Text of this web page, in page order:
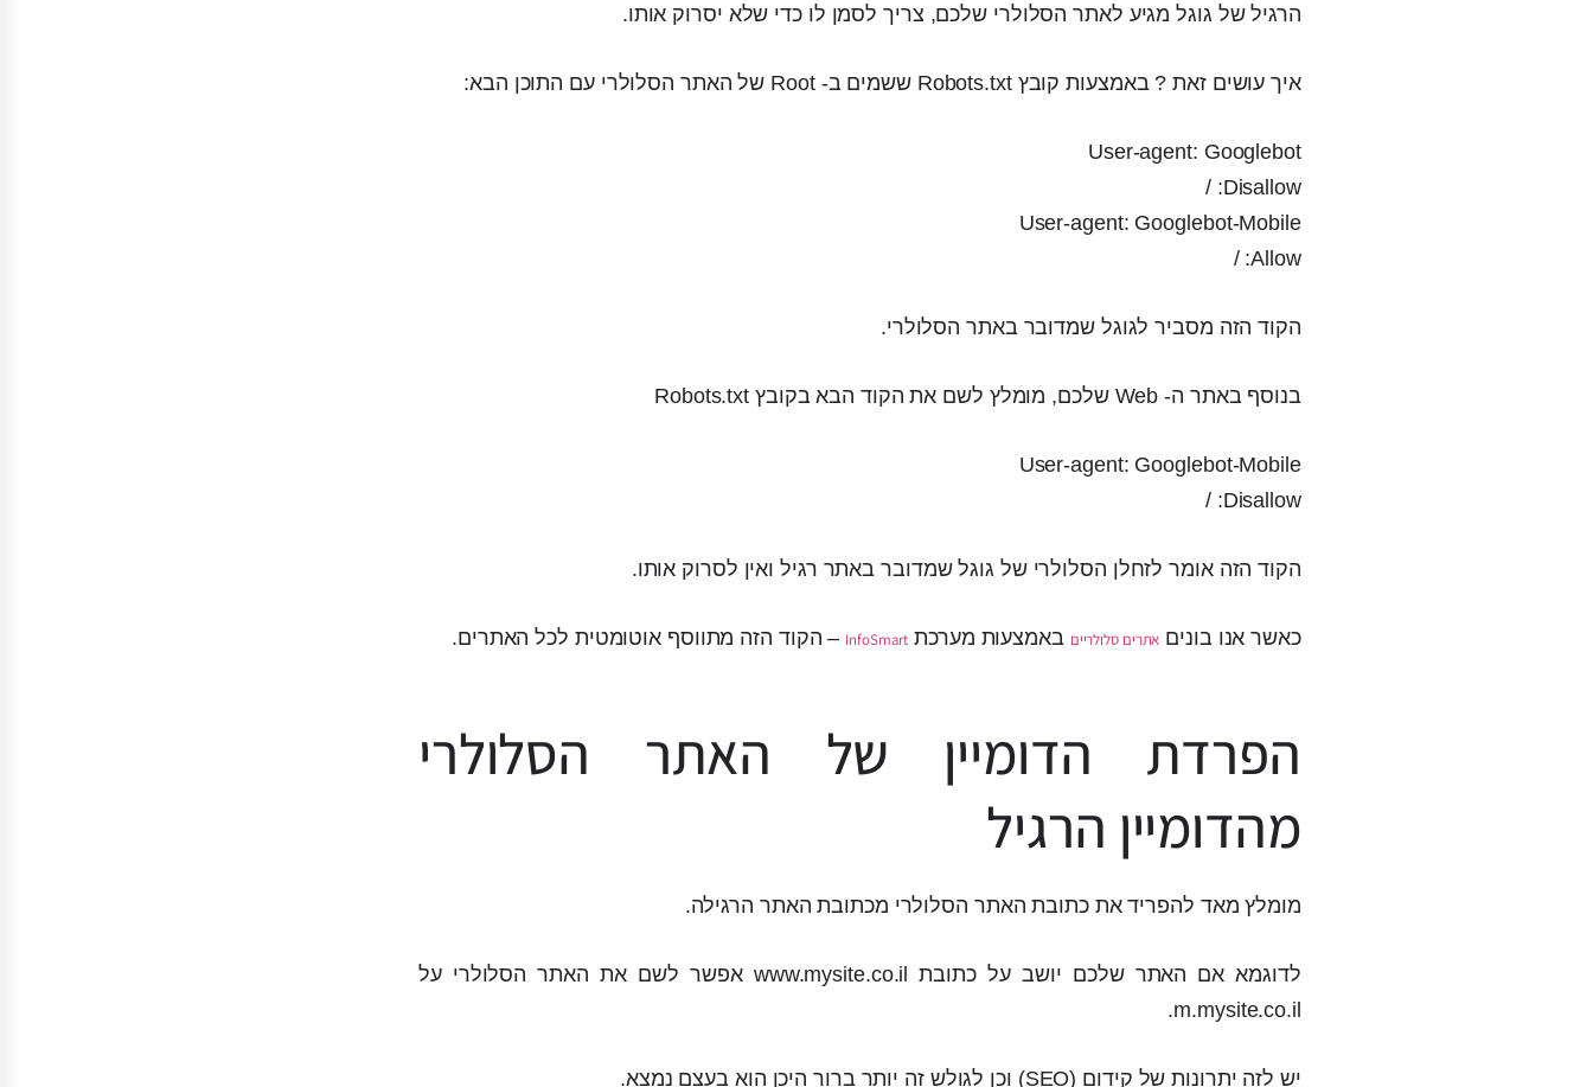
הרגיל של גוגל מגיע לאתר הסלולרי שלכם, צריך לסמן לו כדי שלא יסרוק אותו.
איך עושים זאת ? באמצעות קובץ Robots.txt ששמים ב- Root של האתר הסלולרי עם התוכן הבא:
User-agent: Googlebot
Disallow: /
User-agent: Googlebot-Mobile
Allow: /
הקוד הזה מסביר לגוגל שמדובר באתר הסלולרי.
בנוסף באתר ה- Web שלכם, מומלץ לשם את הקוד הבא בקובץ Robots.txt
User-agent: Googlebot-Mobile
Disallow: /
הקוד הזה אומר לזחלן הסלולרי של גוגל שמדובר באתר רגיל ואין לסרוק אותו.
כאשר אנו בונים אתרים סלולריים באמצעות מערכת InfoSmart – הקוד הזה מתווסף אוטומטית לכל האתרים.
הפרדת הדומיין של האתר הסלולרי
מהדומיין הרגיל
מומלץ מאד להפריד את כתובת האתר הסלולרי מכתובת האתר הרגילה.
לדוגמא אם האתר שלכם יושב על כתובת www.mysite.co.il אפשר לשם את האתר הסלולרי על
m.mysite.co.il.
יש לזה יתרונות של קידום (SEO) וכן לגולש זה יותר ברור היכן הוא בעצם נמצא.